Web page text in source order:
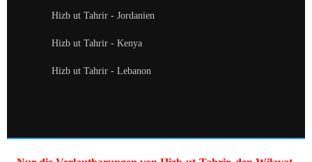
Hizb ut Tahrir - Jordanien
Hizb ut Tahrir - Kenya
Hizb ut Tahrir - Lebanon